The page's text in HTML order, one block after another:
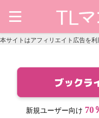
本サイトはアフィリエイト広告を
新規ユーザー向け 70